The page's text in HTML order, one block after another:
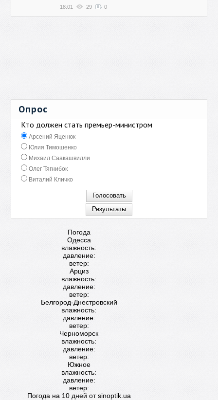
18:01 29 0
Опрос
Кто должен стать премьер-министром
Арсений Яценюк
Юлия Тимошенко
Михаил Саакашвилли
Олег Тягнибок
Виталий Кличко
Погода
Одесса
влажность:
давление:
ветер:
Арциз
влажность:
давление:
ветер:
Белгород-Днестровский
влажность:
давление:
ветер:
Черноморск
влажность:
давление:
ветер:
Южное
влажность:
давление:
ветер:
Погода на 10 дней отsinoptik.ua